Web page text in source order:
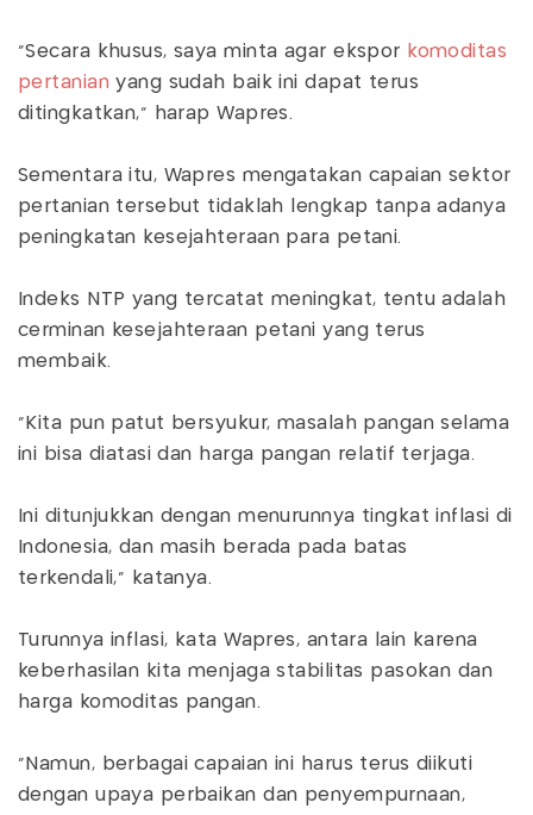
"Secara khusus, saya minta agar ekspor komoditas
pertanian yang sudah baik ini dapat terus
ditingkatkan," harap Wapres.
Sementara itu, Wapres mengatakan capaian sektor
pertanian tersebut tidaklah lengkap tanpa adanya
peningkatan kesejahteraan para petani.
Indeks NTP yang tercatat meningkat, tentu adalah
cerminan kesejahteraan petani yang terus
membaik.
"Kita pun patut bersyukur, masalah pangan selama
ini bisa diatasi dan harga pangan relatif terjaga.
Ini ditunjukkan dengan menurunnya tingkat inflasi di
Indonesia, dan masih berada pada batas
terkendali," katanya.
Turunnya inflasi, kata Wapres, antara lain karena
keberhasilan kita menjaga stabilitas pasokan dan
harga komoditas pangan.
"Namun, berbagai capaian ini harus terus diikuti
dengan upaya perbaikan dan penyempurnaan,